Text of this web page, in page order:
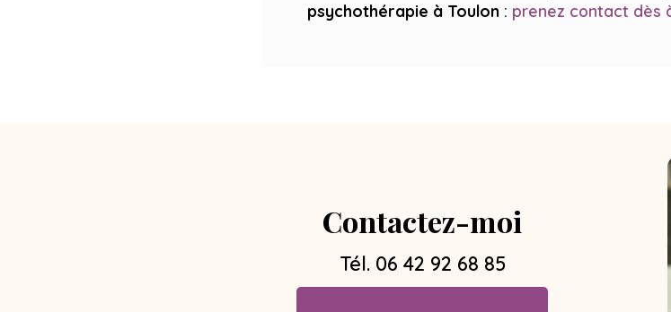
psychothérapie à Toulon : prenez contact dès
Contactez-moi
Tél. 06 42 92 68 85